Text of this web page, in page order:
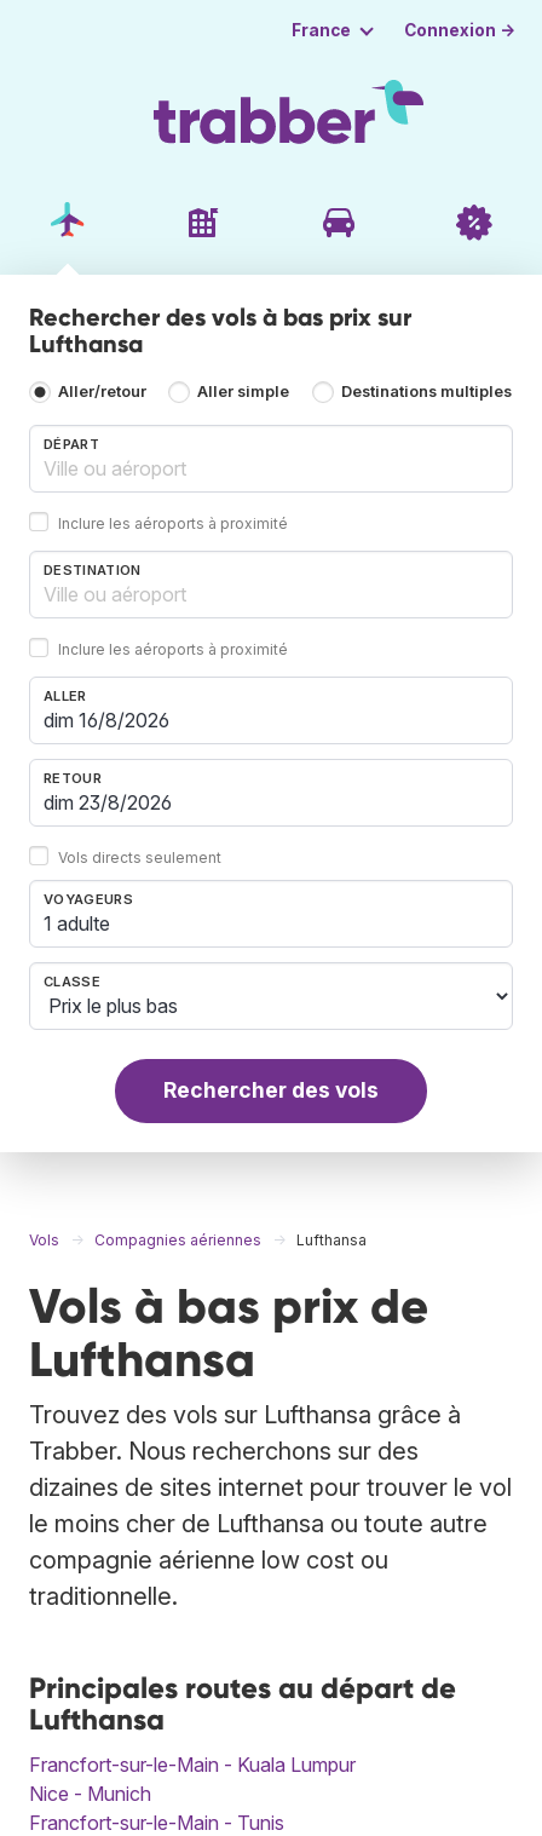
France Connexion →
Rechercher des vols à bas prix sur
Lufthansa
Aller/retour Aller simple Destinations multiples
DÉPART
Inclure les aéroports à proximité
DESTINATION
Inclure les aéroports à proximité
ALLER
RETOUR
Vols directs seulement
VOYAGEURS
1 adulte
CLASSE
Rechercher des vols
Vols Compagnies aériennes Lufthansa
Vols à bas prix de
Lufthansa
Trouvez des vols sur Lufthansa grâce à
Trabber. Nous recherchons sur des
dizaines de sites internet pour trouver le vol
le moins cher de Lufthansa ou toute autre
compagnie aérienne low cost ou
traditionnelle.
Principales routes au départ de
Lufthansa
Francfort-sur-le-Main - Kuala Lumpur
Nice - Munich
Francfort-sur-le-Main - Tunis